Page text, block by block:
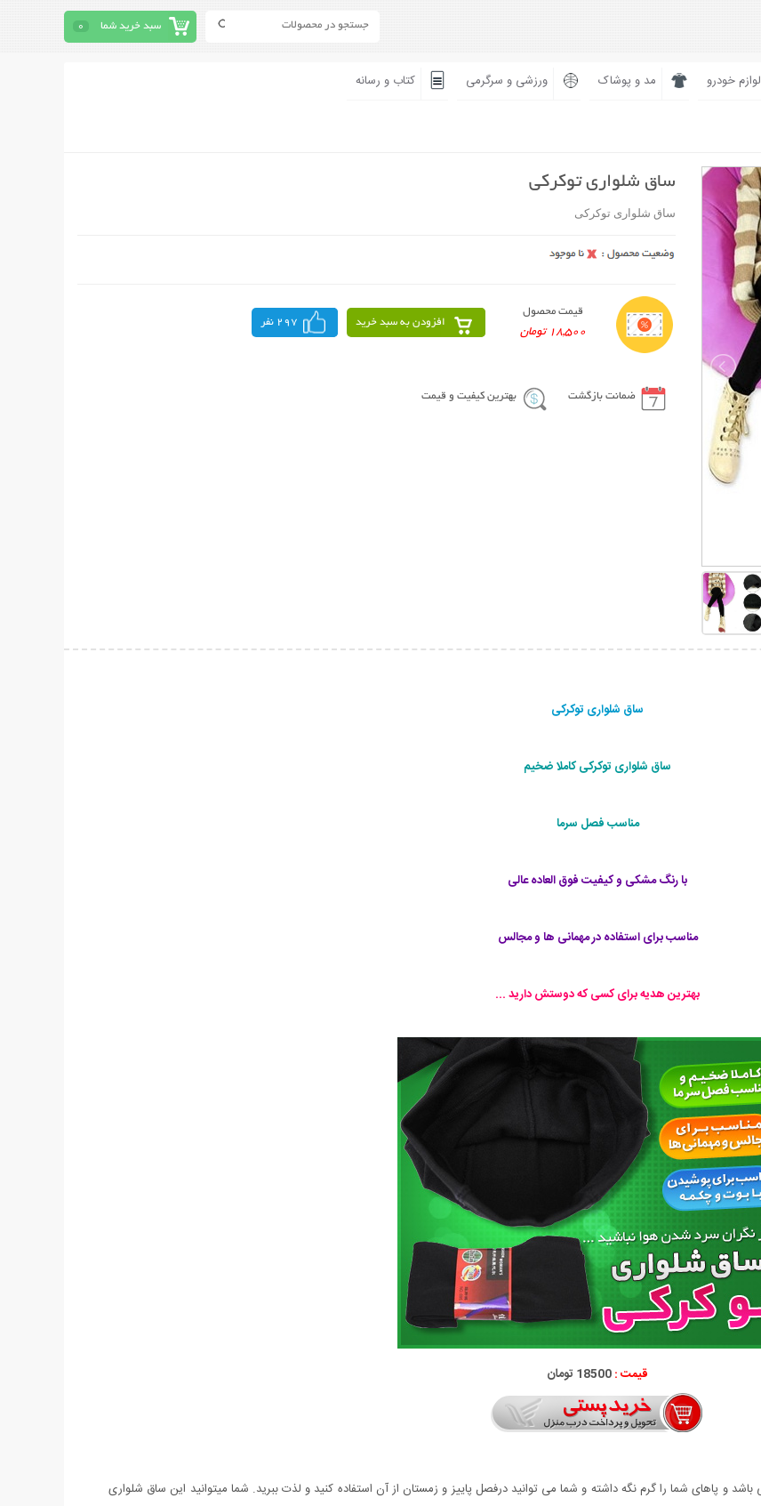
سبد خرید شما 0
لوازم خودرو مد و پوشاک ورزشی و سرگرمی کتاب و رسانه
ساق شلواری توکرکی
ساق شلواری توکرکی
قیمت محصول
18,500 تومان
افزودن به سبد خرید 297 نفر
ضمانت بازگشت بهترین کیفیت و قیمت
ساق شلواری توکرکی
ساق شلواری توکرکی کاملا ضخیم
مناسب فصل سرما
با رنگ مشکی و کیفیت فوق العاده عالی
مناسب برای استفاده در مهمانی ها و مجالس
بهترین هدیه برای کسی که دوستش دارید ...
قیمت :18500 تومان
پاهای شما را گرم نگه داشته و شما می توانید درفصل پاییز و زمستان از آن استفاده کنید و لذت ببرید. شما میتوانید این ساق شلواری